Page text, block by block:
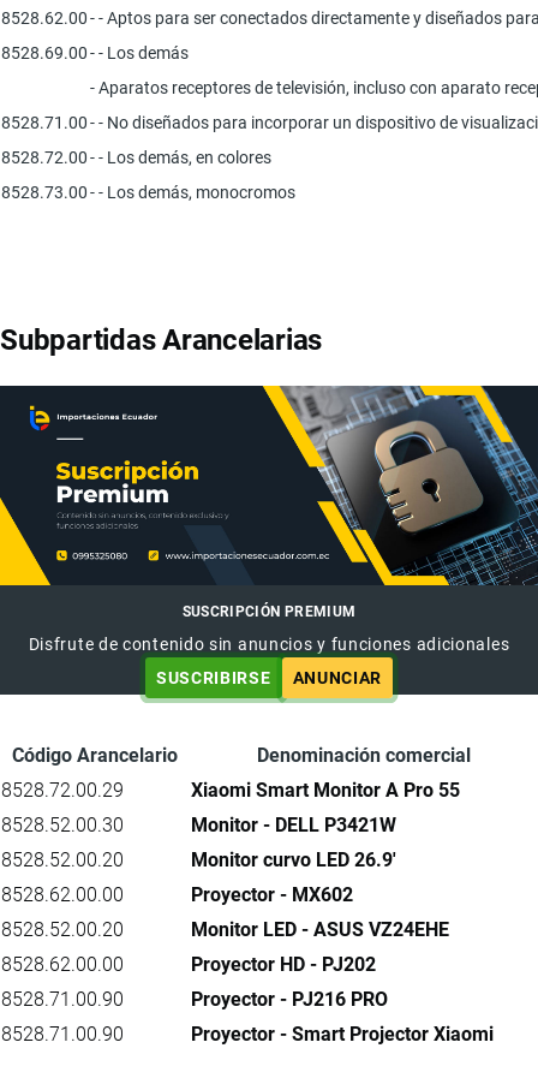
8528.62.00- - Aptos para ser conectados directamente y diseñados
8528.69.00- - Los demás
- Aparatos receptores de televisión, incluso con aparato
8528.71.00- - No diseñados para incorporar un dispositivo de
8528.72.00- - Los demás, en colores
8528.73.00- - Los demás, monocromos
Subpartidas Arancelarias
SUSCRIPCIÓN PREMIUM
Disfrute de contenido sin anuncios y funciones adicionales
SUSCRIBIRSE
ANUNCIAR
Código Arancelario
Denominación comercial
8528.72.00.29
Xiaomi Smart Monitor A Pro 55
8528.52.00.30
Monitor - DELL P3421W
8528.52.00.20
Monitor curvo LED 26.9'
8528.62.00.00
Proyector - MX602
8528.52.00.20
Monitor LED - ASUS VZ24EHE
8528.62.00.00
Proyector HD - PJ202
8528.71.00.90
Proyector - PJ216 PRO
8528.71.00.90
Proyector - Smart Projector Xiaomi